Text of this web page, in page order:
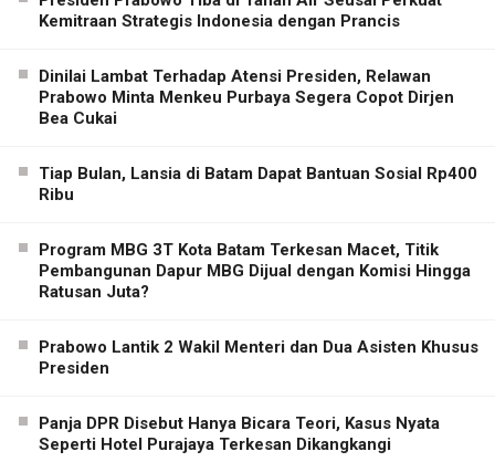
Kemitraan Strategis Indonesia dengan Prancis
Dinilai Lambat Terhadap Atensi Presiden, Relawan
Prabowo Minta Menkeu Purbaya Segera Copot Dirjen
Bea Cukai
Tiap Bulan, Lansia di Batam Dapat Bantuan Sosial Rp400
Ribu
Program MBG 3T Kota Batam Terkesan Macet, Titik
Pembangunan Dapur MBG Dijual dengan Komisi Hingga
Ratusan Juta?
Prabowo Lantik 2 Wakil Menteri dan Dua Asisten Khusus
Presiden
Panja DPR Disebut Hanya Bicara Teori, Kasus Nyata
Seperti Hotel Purajaya Terkesan Dikangkangi